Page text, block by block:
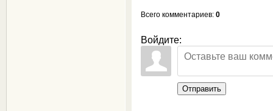
Всего комментариев: 0
Войдите:
Отправить